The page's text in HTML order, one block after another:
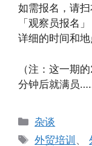
如需报名，请
「观察员报名
详细的时间和地
（注：这一期
分钟后就满员
分
类
杂谈
标
外贸培训 、